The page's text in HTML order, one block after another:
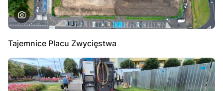
Tajemnice Placu Zwycięstwa